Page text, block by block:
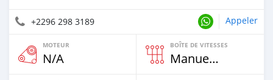
+2296 298 3189 Appeler
MOTEUR
N/A
BOÎTE DE VITESSES
Manuelle